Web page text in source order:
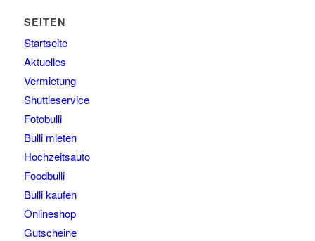
SEITEN
Startseite
Aktuelles
Vermietung
Shuttleservice
Fotobulli
Bulli mieten
Hochzeitsauto
Foodbulli
Bulli kaufen
Onlineshop
Gutscheine